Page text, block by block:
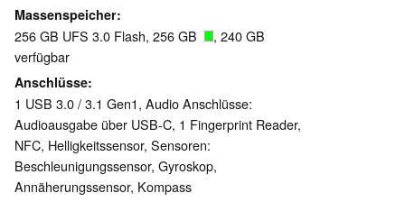
Massenspeicher
256 GB UFS 3.0 Flash, 256 GB
, 240 GB
verfügbar
Anschlüsse
1 USB 3.0 / 3.1 Gen1, Audio Anschlüsse:
Audioausgabe über USB-C, 1 Fingerprint Reader,
NFC, Helligkeitssensor, Sensoren:
Beschleunigungssensor, Gyroskop,
Annäherungssensor, Kompass